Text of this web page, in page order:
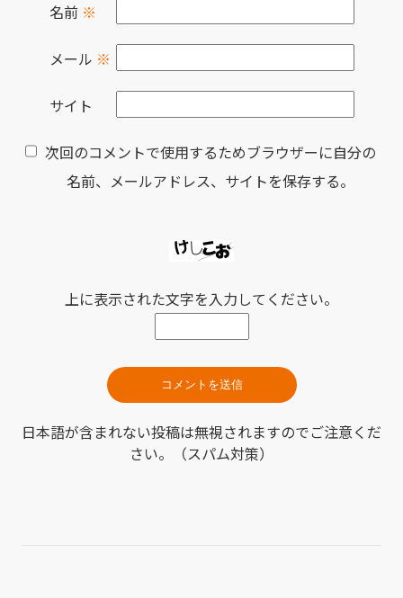
名前 ※
メール ※
サイト
次回のコメントで使用するためブラウザーに自分の
名前、メールアドレス、サイトを保存する。
上に表示された文字を入力してください。
日本語が含まれない投稿は無視されますのでご注意くだ
さい。（スパム対策）